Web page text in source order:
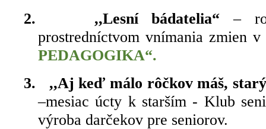
2.
,,Lesní bádatelia“ –
prostredníctvom vnímania zmien v
PEDAGOGIKA“.
3.
,,Aj keď málo rôčkov máš,
–mesiac úcty k starším - Klub
výroba darčekov pre seniorov.